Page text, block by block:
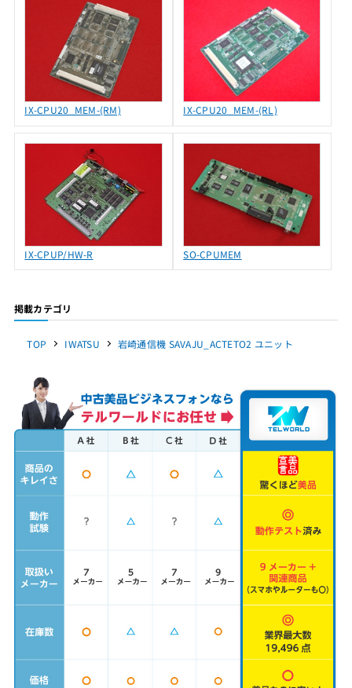
IX-CPU20_MEM-(RM) IX-CPU20_MEM-(RL)
IX-CPUP/HW-R SO-CPUMEM
掲載カテゴリ
TOP IWATSU 岩崎通信機 SAVAJU_ACTETO2 ユニット